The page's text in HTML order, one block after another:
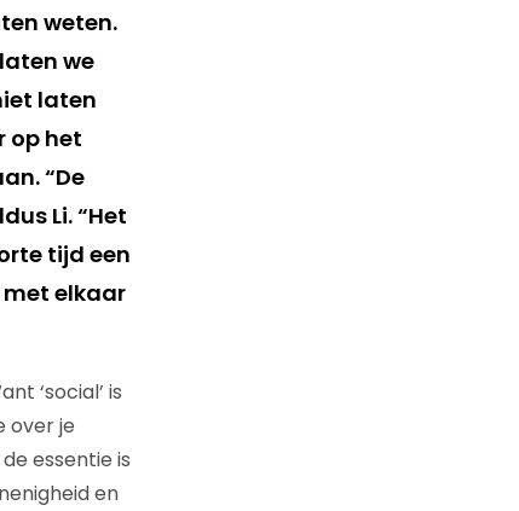
weten.
we
laten
op het
“De
Li. “Het
tijd een
elkaar
‘social’ is
over je
essentie is
en